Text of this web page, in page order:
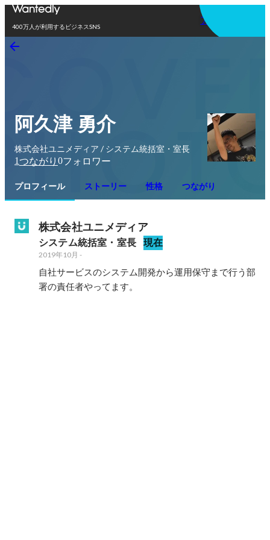
400万人が利用するビジネスSNS
アプリを使う
阿久津 勇介
株式会社ユニメディア / システム統括室・室長
1つながり 0フォロワー
プロフィール ストーリー 性格 つながり
株式会社ユニメディア
システム統括室・室長 現在
2019年10月 -
自社サービスのシステム開発から運用保守まで行う部
署の責任者やってます。